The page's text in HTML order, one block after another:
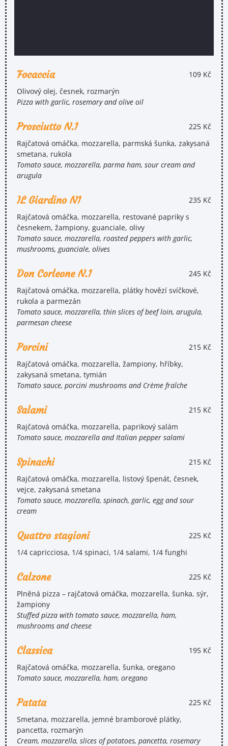
Focaccia
109 Kč
Olivový olej, česnek, rozmarýn
Pizza with garlic, rosemary and olive oil
Prosciutto N.1
225 Kč
Rajčatová omáčka, mozzarella, parmská šunka, zakysaná
smetana, rukola
Tomato sauce, mozzarella, parma ham, sour cream and
arugula
IL Giardino N1
235 Kč
Rajčatová omáčka, mozzarella, restované papriky s
česnekem, žampiony, guanciale, olivy
Tomato sauce, mozzarella, roasted peppers with garlic,
mushrooms, guanciale, olives
Don Corleone N.1
245 Kč
Rajčatová omáčka, mozzarella, plátky hovězí svíčkové,
rukola a parmezán
Tomato sauce, mozzarella, thin slices of beef loin, arugula,
parmesan cheese
Porcini
215 Kč
Rajčatová omáčka, mozzarella, žampiony, hříbky,
zakysaná smetana, tymián
Tomato sauce, porcini mushrooms and Crème fraîche
Salami
215 Kč
Rajčatová omáčka, mozzarella, paprikový salám
Tomato sauce, mozzarella and Italian pepper salami
Spinachi
215 Kč
Rajčatová omáčka, mozzarella, listový špenát, česnek,
vejce, zakysaná smetana
Tomato sauce, mozzarella, spinach, garlic, egg and sour
cream
Quattro stagioni
225 Kč
1/4 capricciosa, 1/4 spinaci, 1/4 salami, 1/4 funghi
Calzone
225 Kč
Plněná pizza – rajčatová omáčka, mozzarella, šunka, sýr,
žampiony
Stuffed pizza with tomato sauce, mozzarella, ham,
mushrooms and cheese
Classica
195 Kč
Rajčatová omáčka, mozzarella, šunka, oregano
Tomato sauce, mozzarella, ham, oregano
Patata
225 Kč
Smetana, mozzarella, jemné bramborové plátky,
pancetta, rozmarýn
Cream, mozzarella, slices of potatoes, pancetta, rosemary